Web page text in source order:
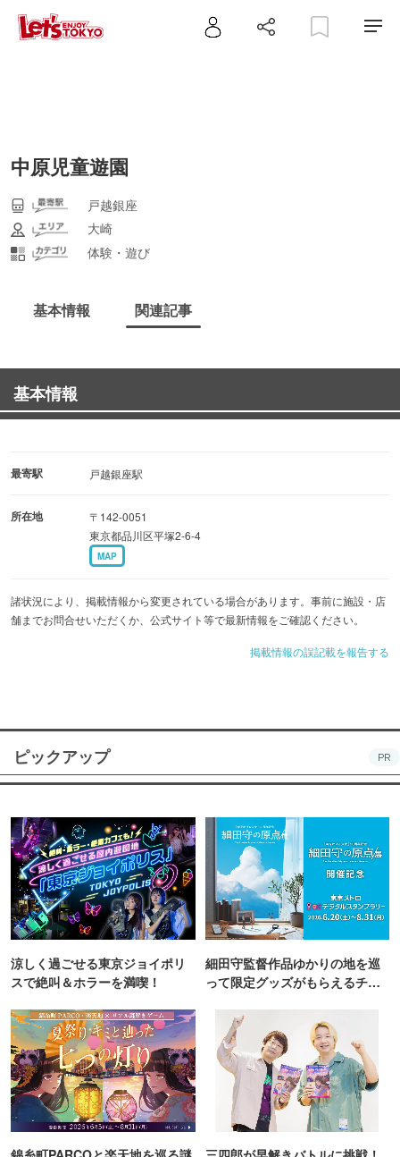
中原児童遊園
戸越銀座
大崎
体験・遊び
基本情報 関連記事
基本情報
最寄駅 戸越銀座駅
所在地
〒142-0051
東京都品川区平塚2-6-4
MAP
諸状況により、掲載情報から変更されている場合があります。事前に施設・店
舗までお問合せいただくか、公式サイト等で最新情報をご確認ください。
掲載情報の誤記載を報告する
ピックアップ PR
涼しく過ごせる東京ジョイポリ
スで絶叫＆ホラーを満喫！
細田守監督作品ゆかりの地を巡
って限定グッズがもらえるチャ